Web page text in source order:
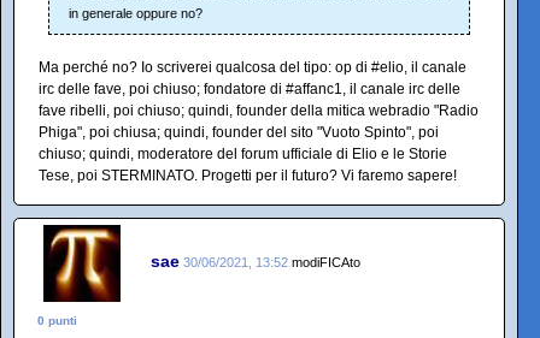
in generale oppure no?
Ma perché no? Io scriverei qualcosa del tipo: op di #elio, il canale
irc delle fave, poi chiuso; fondatore di #affanc1, il canale irc delle
fave ribelli, poi chiuso; quindi, founder della mitica webradio "Radio
Phiga", poi chiusa; quindi, founder del sito "Vuoto Spinto", poi
chiuso; quindi, moderatore del forum ufficiale di Elio e le Storie
Tese, poi STERMINATO. Progetti per il futuro? Vi faremo sapere!
sae 30/06/2021, 13:52 modiFICAto
0 punti